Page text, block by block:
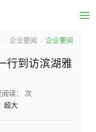
企业要闻 企业要闻
行到访滨湖雅
读：
次
超大